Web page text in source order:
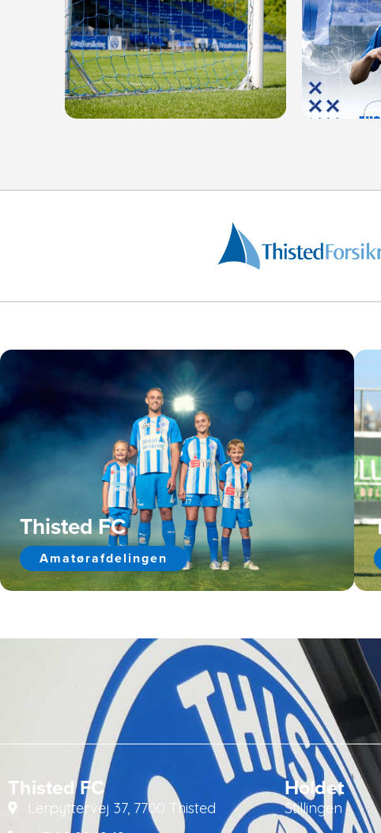
Thisted FC
Amatørafdelingen
Thisted FC
Lerpyttervej 37, 7700 Thisted
Holdet
Stillingen